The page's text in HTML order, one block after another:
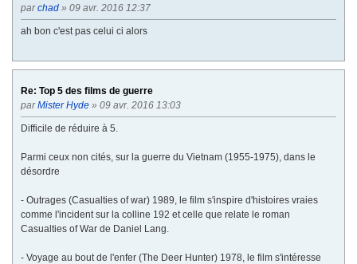
parchad » 09 avr. 2016 12:37
ah bon c'est pas celui ci alors
Re: Top 5 des films de guerre
parMister Hyde » 09 avr. 2016 13:03
Difficile de réduire à 5.
Parmi ceux non cités, sur la guerre du Vietnam (1955-1975), dans le
désordre
- Outrages (Casualties of war) 1989, le film s'inspire d'histoires vraies
comme l'incident sur la colline 192 et celle que relate le roman
Casualties of War de Daniel Lang.
- Voyage au bout de l'enfer (The Deer Hunter) 1978, le film s'intéresse